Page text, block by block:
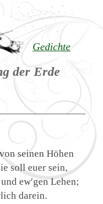
Gedichte
der Erde
seinen Höhen
soll euer sein,
ew′gen Lehen;
darein.